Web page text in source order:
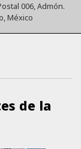
006, Admón.
México
de la